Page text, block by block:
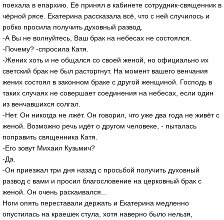
поехала в епархию. Её принял в кабинете сотрудник-священник в
чёрной рясе. Екатерина рассказала всё, что с ней случилось и
робко просила получить духовный развод.
-А Вы не волнуйтесь, Ваш брак на небесах не состоялся.
-Почему? -спросила Катя.
-Жених хоть и не общался со своей женой, но официально их
светский брак не был расторгнут. На момент вашего венчания
жених состоял в законном браке с другой женщиной. Господь в
таких случаях не совершает соединения на небесах, если один
из венчавшихся солгал.
-Нет. Он никогда не лжёт. Он говорил, что уже два года не живёт с
женой. Возможно речь идёт о другом человеке, - пыталась
поправить священника Катя.
-Его зовут Михаил Кузьмич?
-Да.
-Он приезжал три дня назад с просьбой получить духовный
развод с вами и просил благословение на церковный брак с
женой. Он очень раскаивался...
Ноги опять переставали держать и Екатерина медленно
опустилась на краешек стула, хотя наверно было нельзя,